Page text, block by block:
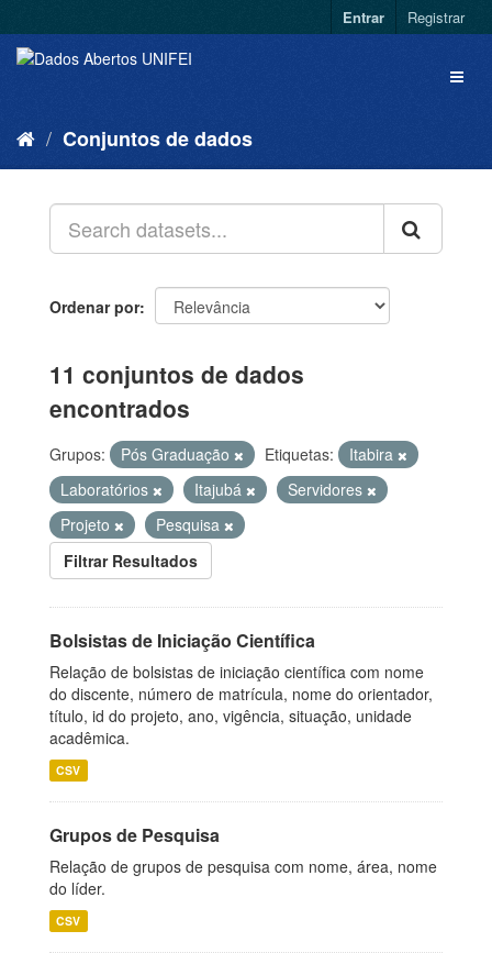
Entrar Registrar
Conjuntos de dados
Ordenar por
11 conjuntos de dados
encontrados
Grupos: Pós Graduação Etiquetas:
Itabira
Laboratórios
Itajubá
Servidores
Projeto
Pesquisa
Filtrar Resultados
Bolsistas de Iniciação Científica
Relação de bolsistas de iniciação científica com nome
do discente, número de matrícula, nome do orientador,
título, id do projeto, ano, vigência, situação, unidade
acadêmica.
CSV
Grupos de Pesquisa
Relação de grupos de pesquisa com nome, área, nome
do líder.
CSV